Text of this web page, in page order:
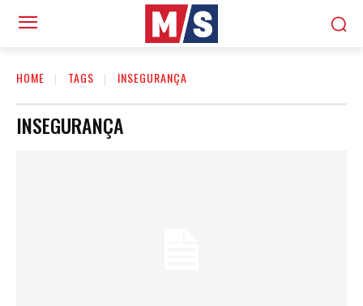
HOME TAGS INSEGURANÇA
INSEGURANÇA